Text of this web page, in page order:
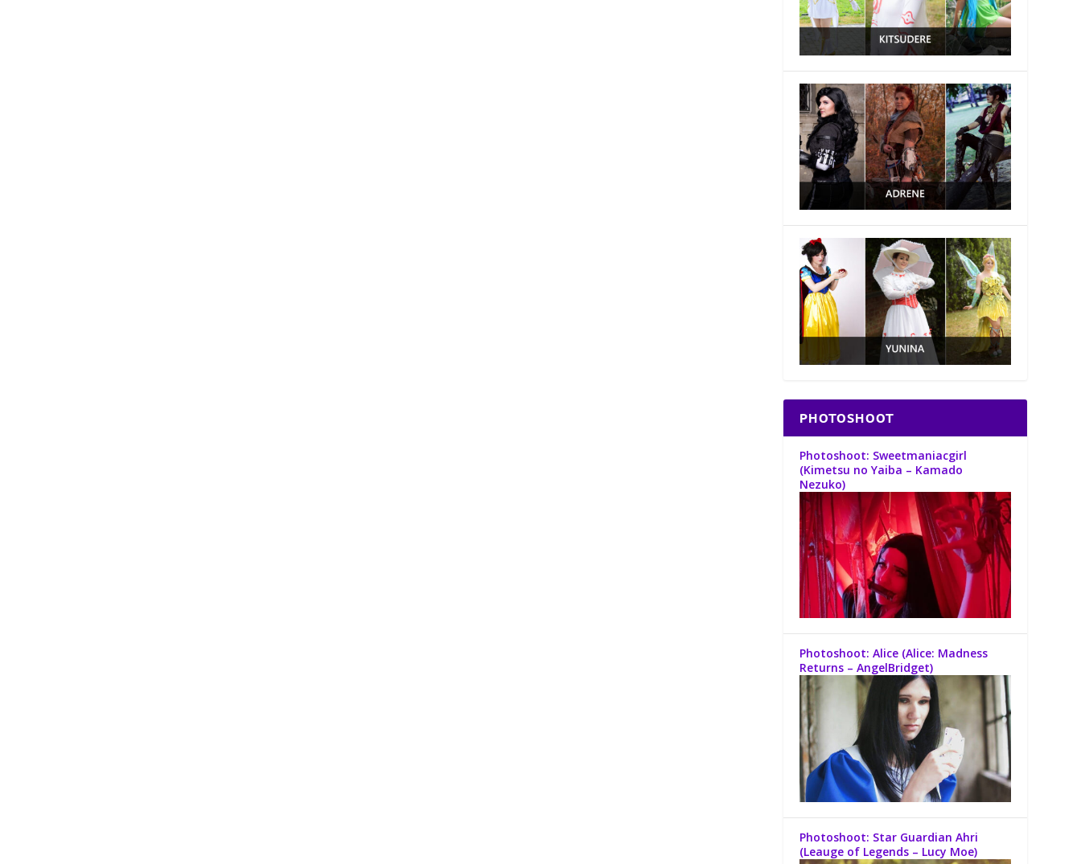
PHOTOSHOOT
Photoshoot: Sweetmaniacgirl
(Kimetsu no Yaiba – Kamado
Nezuko)
Photoshoot: Alice (Alice: Madness
Returns – AngelBridget)
Photoshoot: Star Guardian Ahri
(Leauge of Legends – Lucy Moe)